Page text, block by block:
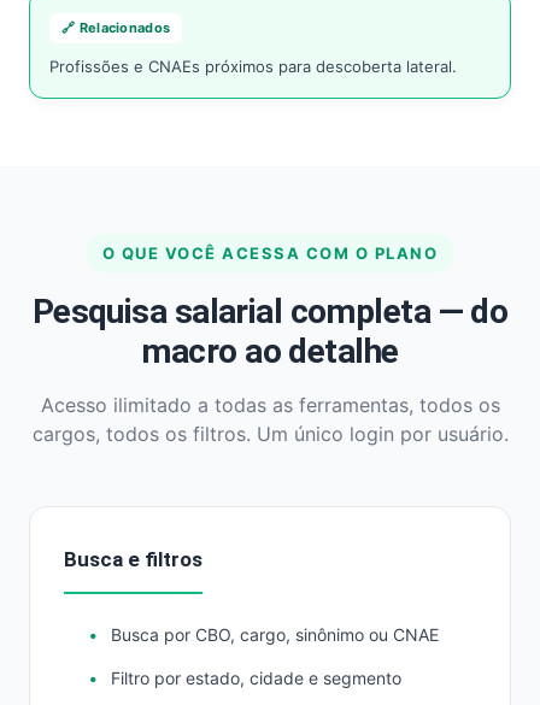
🔗 Relacionados
Profissões e CNAEs próximos para descoberta lateral.
O QUE VOCÊ ACESSA COM O PLANO
Pesquisa salarial completa — do
macro ao detalhe
Acesso ilimitado a todas as ferramentas, todos os
cargos, todos os filtros. Um único login por usuário.
Busca e filtros
Busca por CBO, cargo, sinônimo ou CNAE
Filtro por estado, cidade e segmento